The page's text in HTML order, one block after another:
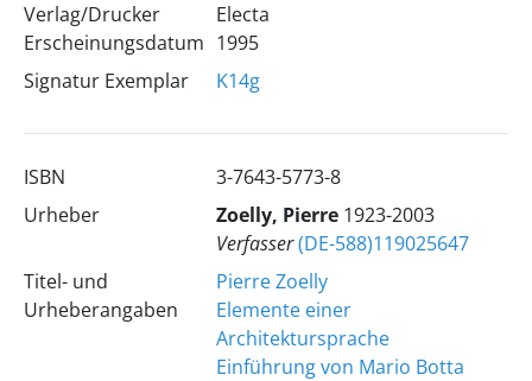
Verlag/Drucker
Erscheinungsdatum
Electa
1995
Signatur Exemplar
K14g
ISBN
3-7643-5773-8
Urheber
Zoelly, Pierre 1923-2003
Verfasser(DE-588)119025647
Titel- und
Urheberangaben
Pierre Zoelly
Elemente einer
Architektursprache
Einführung von Mario Botta